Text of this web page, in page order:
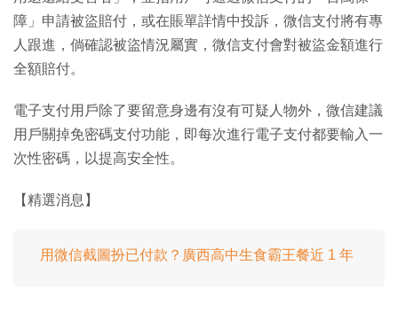
障」申請被盜賠付，或在賬單詳情中投訴，微信支付將有專
人跟進，倘確認被盜情況屬實，微信支付會對被盜金額進行
全額賠付。
電子支付用戶除了要留意身邊有沒有可疑人物外，微信建議
用戶關掉免密碼支付功能，即每次進行電子支付都要輸入一
次性密碼，以提高安全性。
【精選消息】
用微信截圖扮已付款？廣西高中生食霸王餐近 1 年